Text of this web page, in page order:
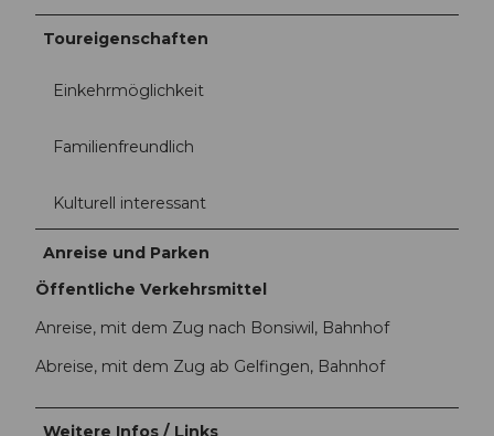
Toureigenschaften
Einkehrmöglichkeit
Familienfreundlich
Kulturell interessant
Anreise und Parken
Öffentliche Verkehrsmittel
Anreise, mit dem Zug nach Bonsiwil, Bahnhof
Abreise, mit dem Zug ab Gelfingen, Bahnhof
Weitere Infos / Links